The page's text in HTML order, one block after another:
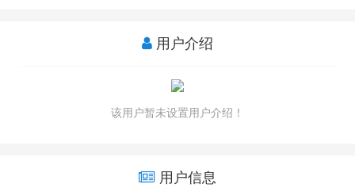
用户介绍
该用户暂未设置用户介绍！
用户信息